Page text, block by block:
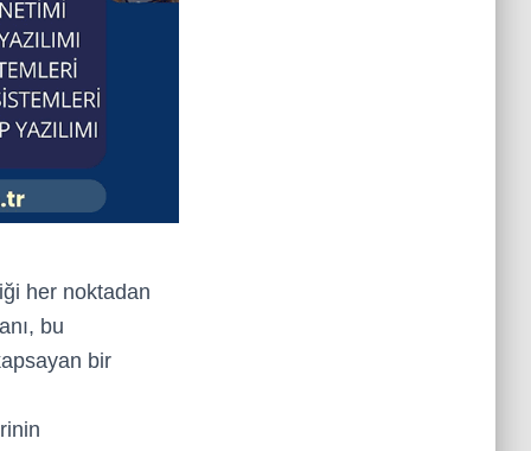
her noktadan
bu
bir